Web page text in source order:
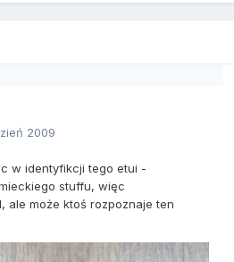
2009
w identyfikcji tego etui -
stuffu, więc
ale może ktoś rozpoznaje ten